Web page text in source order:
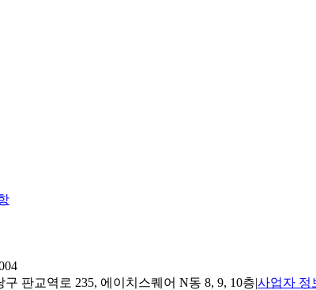
판교역로 235, 에이치스퀘어 N동 8, 9, 10층|사업자 정